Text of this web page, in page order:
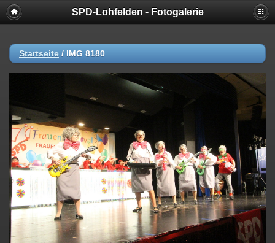
SPD-Lohfelden - Fotogalerie
Startseite / IMG 8180